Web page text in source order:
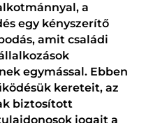
a
egy kényszerítő
amit családi
egymással. Ebben
kereteit, az
biztosított
jogait a